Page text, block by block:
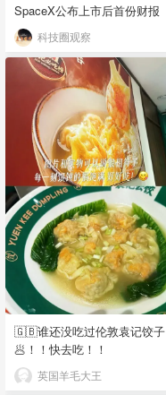
SpaceX公布上市后首份财报
科技圈观察
🇬🇧谁还没吃过伦敦袁记饺子
🥟！！快去吃！！
英国羊毛大王